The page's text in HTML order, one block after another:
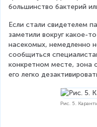
большинство бактерий
Если стали свидетелем
заметили вокруг какое-
насекомых, немедленно
сообщиться
конкретном месте, зона
его легко
Рис. 5.